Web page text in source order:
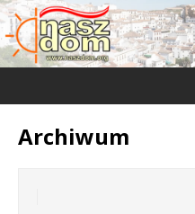
Archiwum